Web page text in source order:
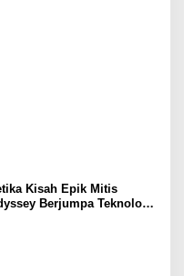
Kisah Epik Mitis
Berjumpa Teknologi